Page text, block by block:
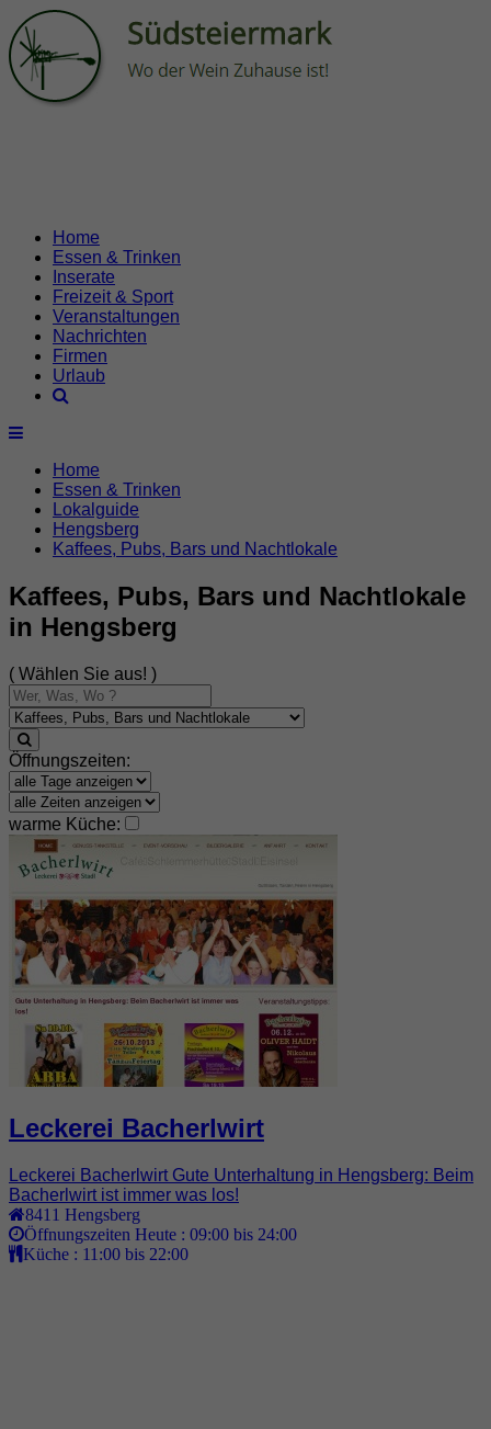
Home
Essen & Trinken
Inserate
Freizeit & Sport
Veranstaltungen
Nachrichten
Firmen
Urlaub
Home
Essen & Trinken
Lokalguide
Hengsberg
Kaffees, Pubs, Bars und Nachtlokale
Kaffees, Pubs, Bars und Nachtlokale
in Hengsberg
( Wählen Sie aus! )
Öffnungszeiten:
warme Küche:
Leckerei Bacherlwirt
Leckerei Bacherlwirt Gute Unterhaltung in Hengsberg: Beim
Bacherlwirt ist immer was los!
8411 Hengsberg
Öffnungszeiten Heute : 09:00 bis 24:00
Küche : 11:00 bis 22:00